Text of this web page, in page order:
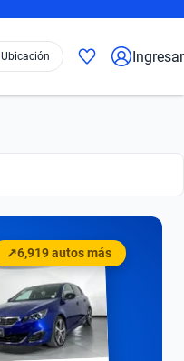
Ubicación Ingresar
↗6,919 autos más